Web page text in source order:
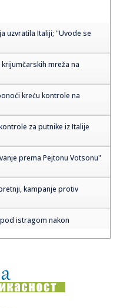
uzvratila Italiji; "Uvode se
mreža na
kreću kontrole na
za putnike iz Italije
prema Pejtonu Votsonu"
kampanje protiv
pod istragom nakon
test uoči Evropskog